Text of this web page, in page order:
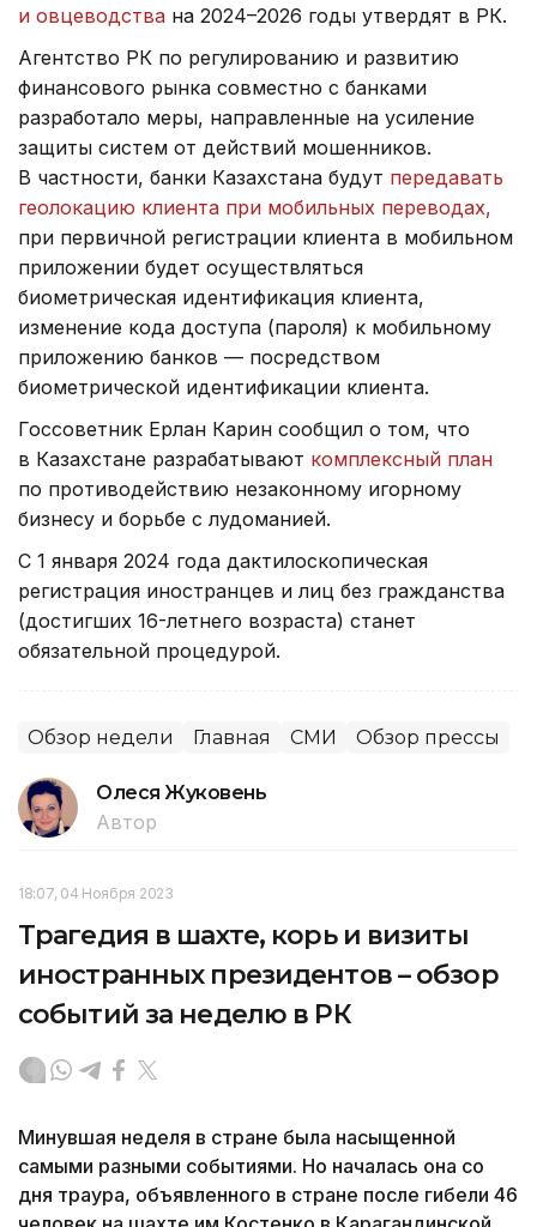
и овцеводства на 2024–2026 годы утвердят в РК.
Агентство РК по регулированию и развитию
финансового рынка совместно с банками
разработало меры, направленные на усиление
защиты систем от действий мошенников.
В частности, банки Казахстана будут передавать
геолокацию клиента при мобильных переводах,
при первичной регистрации клиента в мобильном
приложении будет осуществляться
биометрическая идентификация клиента,
изменение кода доступа (пароля) к мобильному
приложению банков — посредством
биометрической идентификации клиента.
Госсоветник Ерлан Карин сообщил о том, что
в Казахстане разрабатывают комплексный план
по противодействию незаконному игорному
бизнесу и борьбе с лудоманией.
С 1 января 2024 года дактилоскопическая
регистрация иностранцев и лиц без гражданства
(достигших 16-летнего возраста) станет
обязательной процедурой.
Обзор недели Главная СМИ Обзор прессы
Олеся Жуковень
Автор
18:07, 04 Ноября 2023
Трагедия в шахте, корь и визиты
иностранных президентов – обзор
событий за неделю в РК
Минувшая неделя в стране была насыщенной
самыми разными событиями. Но началась она со
дня траура, объявленного в стране после гибели 46